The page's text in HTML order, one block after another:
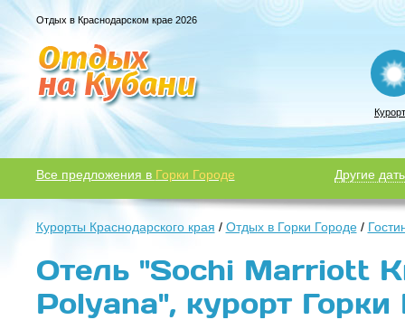
Отдых в Краснодарском крае 2026
Все предложения в Горки Городе Другие
Курорты Краснодарского края / Отдых в Горки Городе/
Отель "Sochi Marriott
Polyana", курорт Горки